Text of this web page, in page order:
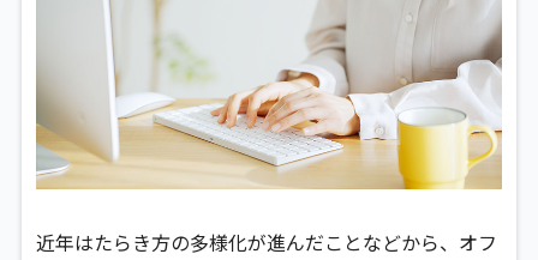
近年はたらき方の多様化が進んだことなどから、オフ